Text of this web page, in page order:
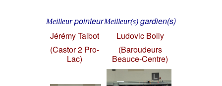
MeilleurpointeurMeilleur(s) gardien(s)
Jérémy Talbot
(Castor 2 Pro-
Lac)
Ludovic Boily
(Baroudeurs
Beauce-Centre)